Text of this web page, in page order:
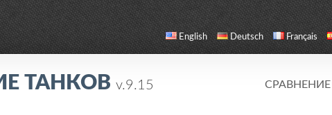
English Deutsch Français
ТАНКОВv.9.15 СРАВНЕНИЕ